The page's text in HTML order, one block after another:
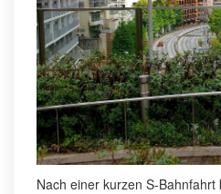
Nach einer kurzen S-